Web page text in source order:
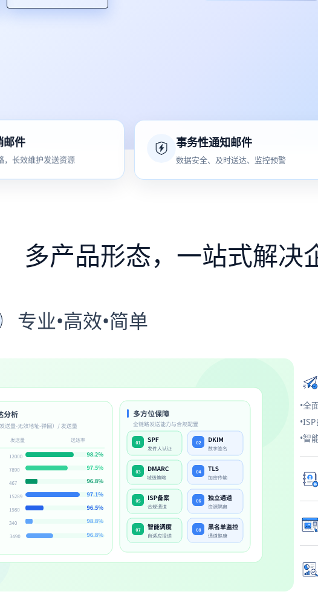
邮件
，长效维护发送资源
事务性通知邮件
数据安全、及时送达、监控预警
多产品形态，一站式解决
专业•高效•简单
•全
•智